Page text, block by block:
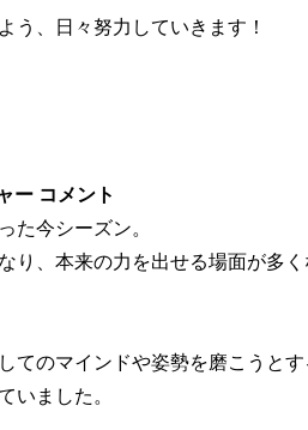
う、日々努力していきます！
ー コメント
た今シーズン。
り、本来の力を出せる場面が多
てのマインドや姿勢を磨こうとす
いました。